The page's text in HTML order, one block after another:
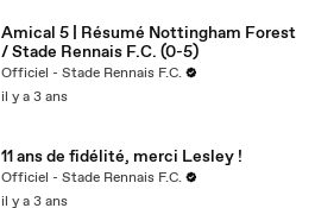
Amical 5 | Résumé Nottingham Forest
/ Stade Rennais F.C. (0-5)
Officiel - Stade Rennais F.C.
il y a 3 ans
11 ans de fidélité, merci Lesley !
Officiel - Stade Rennais F.C.
il y a 3 ans